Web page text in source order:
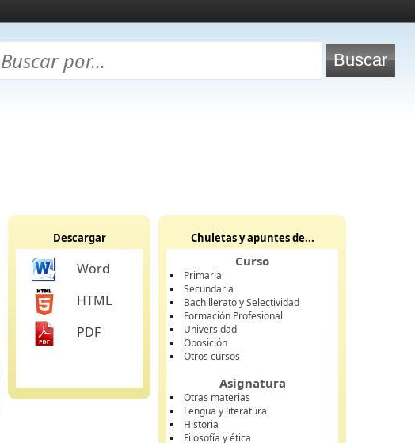
Descargar
Word
HTML
PDF
Chuletas y apuntes de...
Curso
Primaria
Secundaria
Bachillerato y Selectividad
Formación Profesional
Universidad
Oposición
Otros cursos
Asignatura
Otras materias
Lengua y literatura
Historia
Filosofía y ética